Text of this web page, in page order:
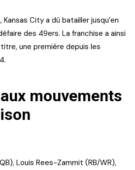
Kansas City a dû batailler jusqu’en
des 49ers. La franchise a ainsi
une première depuis les
mouvements
Louis Rees-Zammit (RB/WR),